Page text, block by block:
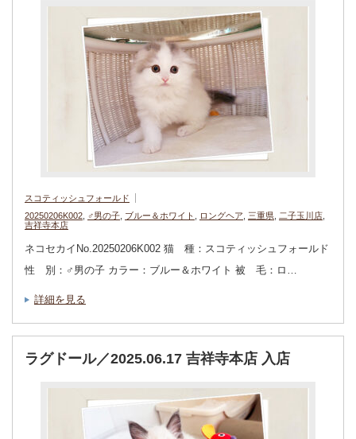
スコティッシュフォールド
20250206K002
♂男の子 ブルー＆ホワイト ロングヘア 三重県 二子玉川店
吉祥寺本店
ネコセカイNo.20250206K002 猫 種：スコティッシュフォールド
性 別：♂男の子 カラー：ブルー＆ホワイト 被 毛：ロ…
詳細を見る
ラグドール／2025.06.17 吉祥寺本店 入店